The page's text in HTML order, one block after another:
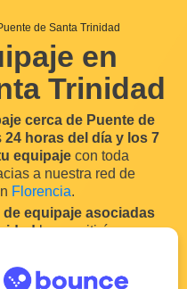
de Santa Trinidad
en
Trinidad
cerca de Puente de
24 horas del día y los 7
equipaje con toda
a nuestra red de
Florencia.
equipaje asociadas
le permitirán
cerca de
podrá...Leer más